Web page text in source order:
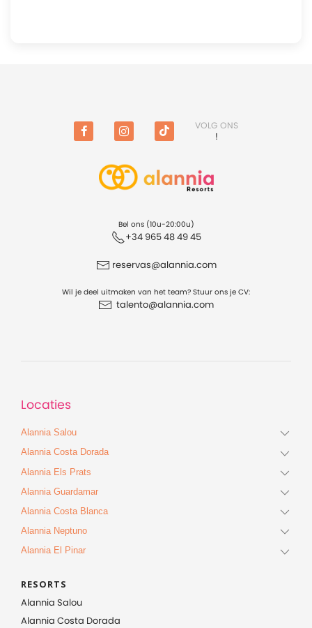
VOLG ONS
!
Bel ons (10u-20:00u)
+34 965 48 49 45
reservas@alannia.com
Wil je deel uitmaken van het team? Stuur ons je CV:
talento@alannia.com
Locaties
Alannia Salou
Alannia Costa Dorada
Alannia Els Prats
Alannia Guardamar
Alannia Costa Blanca
Alannia Neptuno
Alannia El Pinar
RESORTS
Alannia Salou
Alannia Costa Dorada